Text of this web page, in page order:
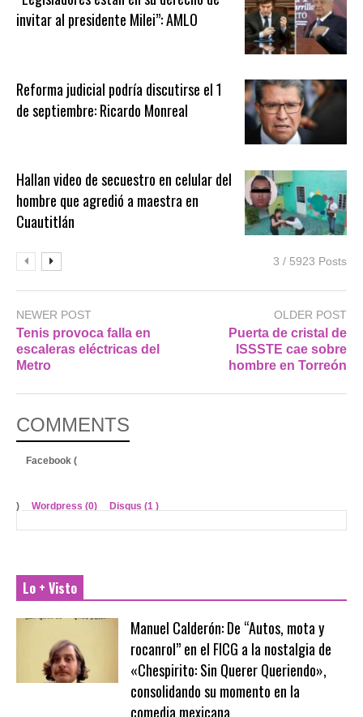
invitar al presidente Milei”: AMLO
Reforma judicial podría discutirse el 1
de septiembre: Ricardo Monreal
Hallan video de secuestro en celular del
hombre que agredió a maestra en
Cuautitlán
3 / 5923 Posts
NEWER POST
Tenis provoca falla en
escaleras eléctricas del
Metro
OLDER POST
Puerta de cristal de
ISSSTE cae sobre
hombre en Torreón
COMMENTS
Facebook (
) Wordpress (0) Disqus (1 )
Lo + Visto
Manuel Calderón: De “Autos, mota y
rocanrol” en el FICG a la nostalgia de
«Chespirito: Sin Querer Queriendo»,
consolidando su momento en la
comedia mexicana